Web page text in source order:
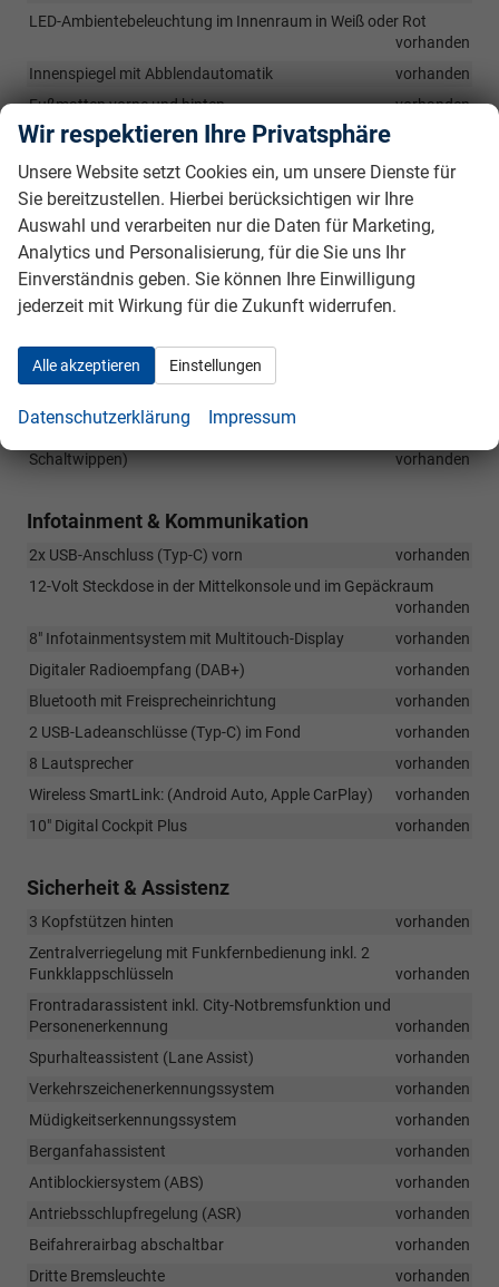
LED-Ambientebeleuchtung im Innenraum in Weiß oder Rot
vorhanden
Innenspiegel mit Abblendautomatik
vorhanden
Fußmatten vorne und hinten
vorhanden
Mittelarmlehne hinten
Handbremshebelgriff in Leder
vorhanden
2-Zonen-Klimaautomatik CLIMATRONIC
vorhanden
Fahrprofilauswahl
vorhanden
Emblem "Monte Carlo"
vorhanden
Dachhimmel schwarz
vorhanden
Türeinstiegsleisten vorn und hinten
KESSY (schlüsselloses Zugangs- und Start-Stopp-System)
Schaltwippen)
vorhanden
Infotainment & Kommunikation
2x USB-Anschluss (Typ-C) vorn
vorhanden
12-Volt Steckdose in der Mittelkonsole und im Gepäckraum
vorhanden
8" Infotainmentsystem mit Multitouch-Display
vorhanden
Digitaler Radioempfang (DAB+)
vorhanden
Bluetooth mit Freisprecheinrichtung
vorhanden
2 USB-Ladeanschlüsse (Typ-C) im Fond
vorhanden
8 Lautsprecher
vorhanden
Wireless SmartLink: (Android Auto, Apple CarPlay)
vorhanden
10" Digital Cockpit Plus
vorhanden
Sicherheit & Assistenz
3 Kopfstützen hinten
vorhanden
Zentralverriegelung mit Funkfernbedienung inkl. 2
Funkklappschlüsseln
vorhanden
Frontradarassistent inkl. City-Notbremsfunktion und
Personenerkennung
vorhanden
Spurhalteassistent (Lane Assist)
vorhanden
Verkehrszeichenerkennungssystem
vorhanden
Müdigkeitserkennungssystem
vorhanden
Berganfahassistent
vorhanden
Antiblockiersystem (ABS)
vorhanden
Antriebsschlupfregelung (ASR)
vorhanden
Beifahrerairbag abschaltbar
vorhanden
Dritte Bremsleuchte
vorhanden
Wir respektieren Ihre Privatsphäre
Unsere Website setzt Cookies ein, um unsere Dienste für
Sie bereitzustellen. Hierbei berücksichtigen wir Ihre
Auswahl und verarbeiten nur die Daten für Marketing,
Analytics und Personalisierung, für die Sie uns Ihr
Einverständnis geben. Sie können Ihre Einwilligung
jederzeit mit Wirkung für die Zukunft widerrufen.
Alle akzeptieren Einstellungen
Datenschutzerklärung Impressum